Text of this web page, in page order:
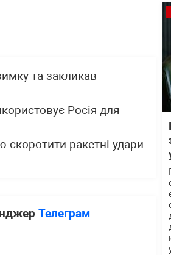
та закликав
Росія для
ракетні удари
Телеграм